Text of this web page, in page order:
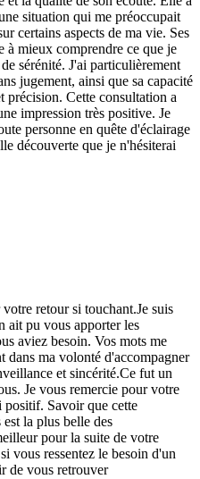
situation qui me préoccupait
certains aspects de ma vie. Ses
à mieux comprendre ce que je
sérénité. J'ai particulièrement
jugement, ainsi que sa capacité
précision. Cette consultation a
impression très positive. Je
personne en quête d'éclairage
découverte que je n'hésiterai
retour si touchant.Je suis
ait pu vous apporter les
aviez besoin. Vos mots me
ma volonté d'accompagner
et sincérité.Ce fut un
Je vous remercie pour votre
positif. Savoir que cette
est la plus belle des
pour la suite de votre
vous ressentez le besoin d'un
de vous retrouver